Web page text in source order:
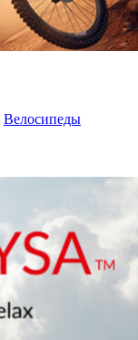
Велосипеды